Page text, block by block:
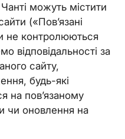
можуть містити
(«Пов’язані
не контролюються
відповідальності за
сайту,
будь-які
на пов’язаному
чи оновлення на